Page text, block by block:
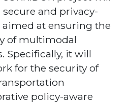
and privacy-
at ensuring the
of multimodal
Specifically, it will
for the security of
policy-aware